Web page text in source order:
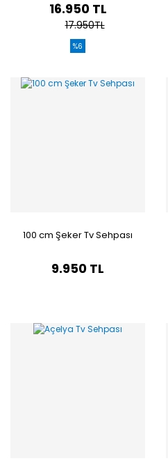
16.950 TL
17.950TL
%6
100 cm Şeker Tv Sehpası
9.950 TL